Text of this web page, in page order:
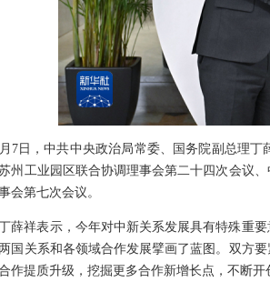
7日，中共中央政治局常委、国务院副总理
州工业园区联合协调理事会第二十四次会议
会第七次会议。
薛祥表示，今年对中新关系发展具有特殊重
国关系和各领域合作发展擘画了蓝图。双方
作提质升级，挖掘更多合作新增长点，不断